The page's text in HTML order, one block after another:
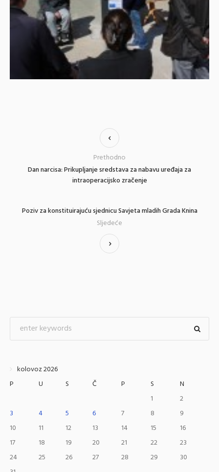
Dan narcisa: Prikupljanje sredstava za nabavu uređaja za
intraoperacijsko zračenje
Prethodno
Poziv za konstituirajuću sjednicu Savjeta mladih Grada Knina
Sljedeće
kolovoz 2026
P
U S Č P S
N
1
2
3
4 5 6 7 8
9
10
11 12 13 14 15
16
17
18 19 20 21 22
23
24
25 26 27 28 29
30